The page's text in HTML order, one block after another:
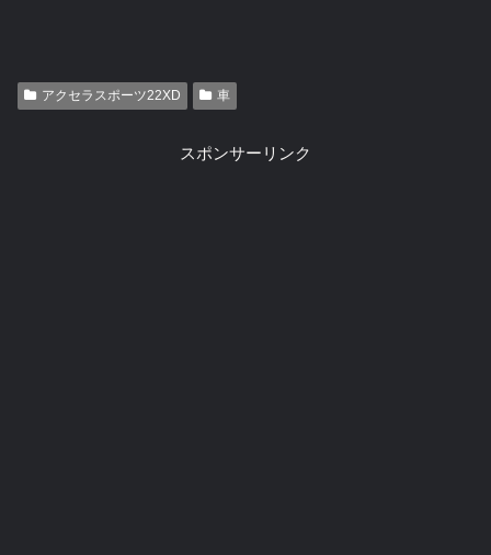
アクセラスポーツ22XD 車
スポンサーリンク